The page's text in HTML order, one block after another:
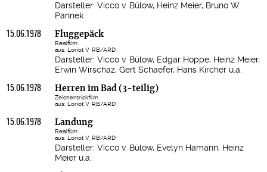
Darsteller: Vicco v. Bülow, Heinz Meier, Bruno W.
Pannek
15.06.1978 Fluggepäck
Realfilm
aus: Loriot V, RB/ARD
Darsteller: Vicco v. Bülow, Edgar Hoppe, Heinz Meier,
Erwin Wirschaz, Gert Schaefer, Hans Kircher u.a.
15.06.1978 Herren im Bad (3-teilig)
Zeichentrickfilm
aus: Loriot V, RB/ARD
15.06.1978 Landung
Realfilm
aus: Loriot V, RB/ARD
Darsteller: Vicco v. Bülow, Evelyn Hamann, Heinz
Meier u.a.